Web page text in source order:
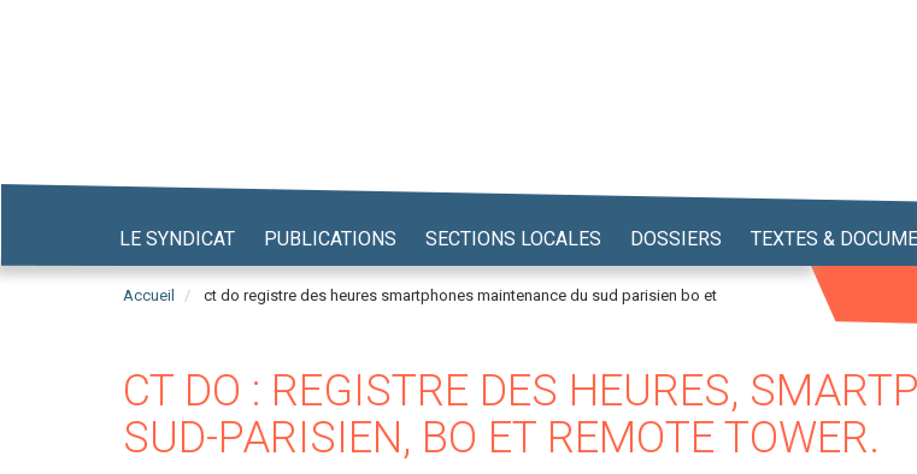
LE SYNDICAT PUBLICATIONS SECTIONS LOCALES DOSSIERS TEXTES &
Accueil ct do registre des heures smartphones maintenance du sud parisien bo et
CT DO : REGISTRE DES HEURES,
SUD-PARISIEN, BO ET REMOTE TOWER.